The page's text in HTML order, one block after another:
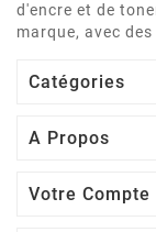
d'encre et de
marque, avec
Catégories
A Propos
Votre Compte